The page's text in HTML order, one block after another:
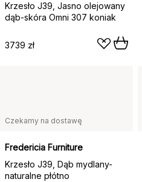
Krzesło J39, Jasno olejowany
dąb-skóra Omni 307 koniak
3739 zł
Czekamy na dostawę
Fredericia Furniture
Krzesło J39, Dąb mydlany-
naturalne płótno